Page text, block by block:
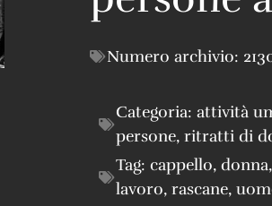
Numero archivio:
Categoria: attività
persone, ritratti di
Tag: cappello, donna,
lavoro, rascane,